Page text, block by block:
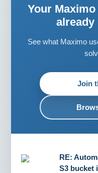
Your
already
See what Maximo
Join
RE:
S3 bucket